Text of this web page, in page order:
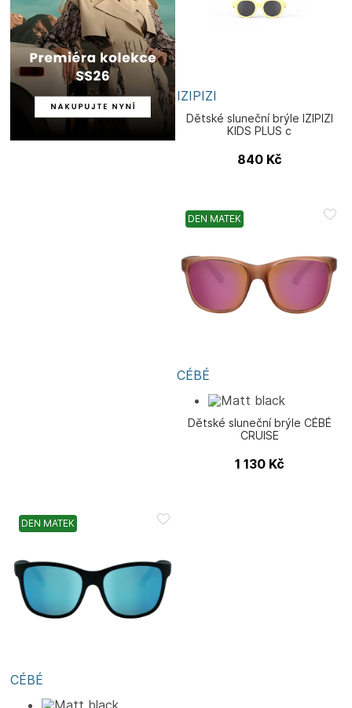
IZIPIZI
Dětské sluneční brýle IZIPIZI
KIDS PLUS c
840 Kč
DEN MATEK
CÉBÉ
Dětské sluneční brýle CÉBÉ
CRUISE
1 130 Kč
DEN MATEK
CÉBÉ